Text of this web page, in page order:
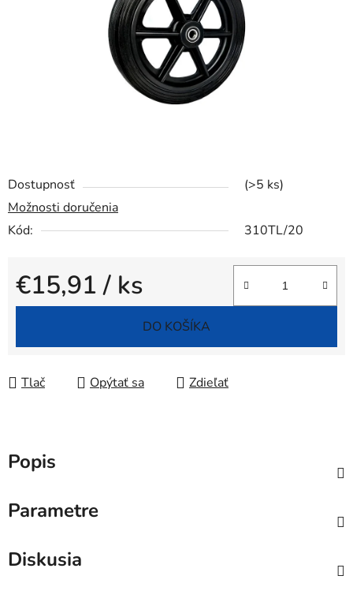
Dostupnosť
(>5 ks)
Možnosti doručenia
Kód:
310TL/20
€15,91/ ks
Jednotková cena:
DO KOŠÍKA
Tlač Opýtať sa Zdieľať
Popis
Parametre
Diskusia